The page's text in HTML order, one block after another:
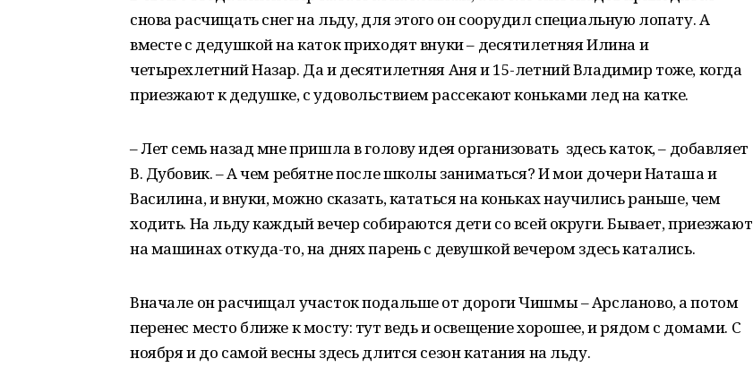
снова расчищать снег на льду, для этого он соорудил специальную лопату. А
вместе с дедушкой на каток приходят внуки – десятилетняя Илина и
четырехлетний Назар. Да и десятилетняя Аня и 15-летний Владимир тоже, когда
приезжают к дедушке, с удовольствием рассекают коньками лед на катке.
– Лет семь назад мне пришла в голову идея организовать здесь каток, – добавляет
В. Дубовик. – А чем ребятне после школы заниматься? И мои дочери Наташа и
Василина, и внуки, можно сказать, кататься на коньках научились раньше, чем
ходить. На льду каждый вечер собираются дети со всей округи. Бывает, приезжают
на машинах откуда-то, на днях парень с девушкой вечером здесь катались.
Вначале он расчищал участок подальше от дороги Чишмы – Арсланово, а потом
перенес место ближе к мосту: тут ведь и освещение хорошее, и рядом с домами. С
ноября и до самой весны здесь длится сезон катания на льду.